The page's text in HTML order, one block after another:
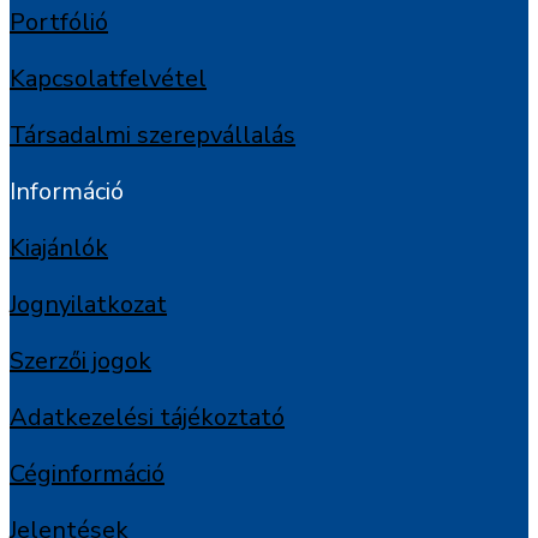
Portfólió
Kapcsolatfelvétel
Társadalmi szerepvállalás
Információ
Kiajánlók
Jognyilatkozat
Szerzői jogok
Adatkezelési tájékoztató
Céginformáció
Jelentések